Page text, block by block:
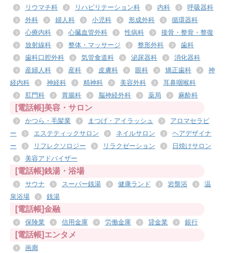
リウマチ科
リハビリテーション科 内科
呼吸器科
外科
婦人科 小児科 形成外科
循環器科
心療内科
心臓血管外科 性病科
接骨・整骨・整復
放射線科
整体・マッサージ 整形外科
歯科
歯科口腔外科
気管食道科 泌尿器科
消化器科
産婦人科
産科 皮膚科 眼科 矯正歯科
神
経内科
神経科 精神科 美容外科
耳鼻咽喉科
肛門科
胃腸科 脳神経外科 薬局 麻酔科
[電話帳]美容・サロン
かつら・毛髪業 まつげ・アイラッシュ
アロマセラピ
ー
エステティックサロン ネイルサロン
ヘアデザイナ
ー
リフレクソロジー リラクゼーション
日焼けサロン
美容アドバイザー
[電話帳]銭湯・浴場
サウナ スーパー銭湯 健康ランド 岩盤浴
温
泉浴場
銭湯
[電話帳]金融
保険業 信用金庫 労働金庫 貸金業 銀行
[電話帳]エンタメ
画廊